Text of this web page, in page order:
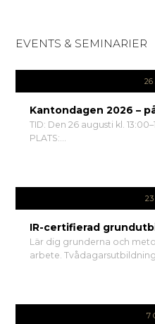
EVENTS & SEMINARIER
26
Kantondagen 2026 –
TID: Den 26 augusti kl.
PLATS:...
23
IR-certifierad
Lär dig grunderna och
arbete.
7